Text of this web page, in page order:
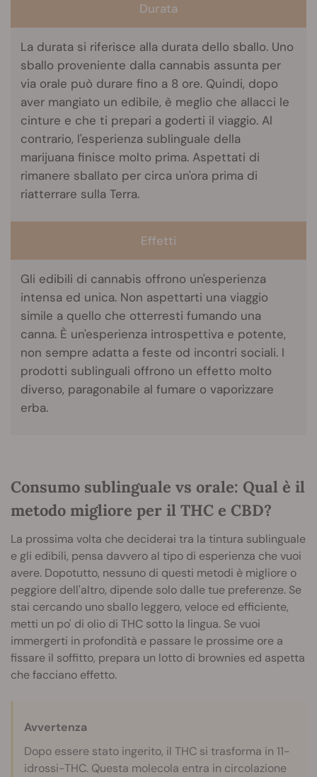
Durata
La durata si riferisce alla durata dello sballo. Uno
sballo proveniente dalla cannabis assunta per
via orale può durare fino a 8 ore. Quindi, dopo
aver mangiato un edibile, è meglio che allacci le
cinture e che ti prepari a goderti il viaggio. Al
contrario, l'esperienza sublinguale della
marijuana finisce molto prima. Aspettati di
rimanere sballato per circa un'ora prima di
riatterrare sulla Terra.
Effetti
Gli edibili di cannabis offrono un'esperienza
intensa ed unica. Non aspettarti una viaggio
simile a quello che otterresti fumando una
canna. È un'esperienza introspettiva e potente,
non sempre adatta a feste od incontri sociali. I
prodotti sublinguali offrono un effetto molto
diverso, paragonabile al fumare o vaporizzare
erba.
Consumo sublinguale vs orale: Qual è il
metodo migliore per il THC e CBD?
La prossima volta che deciderai tra la tintura sublinguale
e gli edibili, pensa davvero al tipo di esperienza che vuoi
avere. Dopotutto, nessuno di questi metodi è migliore o
peggiore dell'altro, dipende solo dalle tue preferenze. Se
stai cercando uno sballo leggero, veloce ed efficiente,
metti un po' di olio di THC sotto la lingua. Se vuoi
immergerti in profondità e passare le prossime ore a
fissare il soffitto, prepara un lotto di brownies ed aspetta
che facciano effetto.
Avvertenza
Dopo essere stato ingerito, il THC si trasforma in 11-
idrossi-THC. Questa molecola entra in circolazione